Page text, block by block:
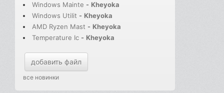
Windows Mainte - Kheyoka
Windows Utilit - Kheyoka
AMD Ryzen Mast - Kheyoka
Temperature Ic - Kheyoka
добавить файл
все новинки